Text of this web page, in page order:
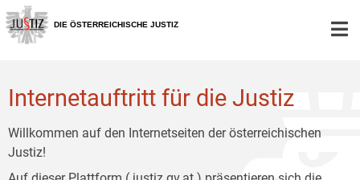
Zur
Hauptnavigation
[1]
Zum
Inhalt
[2]
DIE ÖSTERREICHISCHE JUSTIZ
Internetauftritt für die Justiz
Willkommen auf den Internetseiten der österreichischen
Justiz!